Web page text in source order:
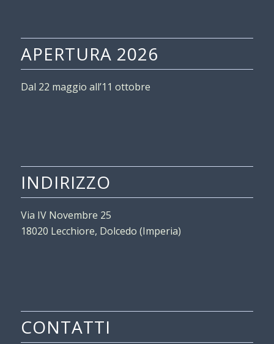
APERTURA 2026
Dal 22 maggio all’11 ottobre
INDIRIZZO
Via IV Novembre 25
18020 Lecchiore, Dolcedo (Imperia)
CONTATTI